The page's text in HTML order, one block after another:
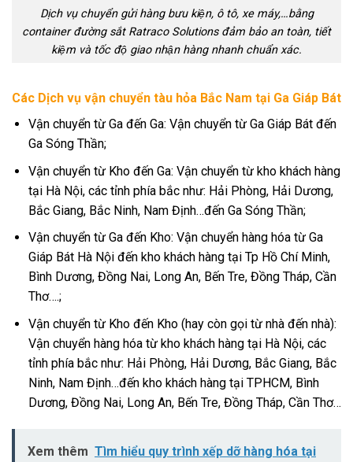
Dịch vụ chuyển gửi hàng bưu kiện, ô tô, xe máy,…bằng
container đường sắt Ratraco Solutions đảm bảo an toàn, tiết
kiệm và tốc độ giao nhận hàng nhanh chuẩn xác.
Các Dịch vụ vận chuyển tàu hỏa Bắc Nam tại Ga Giáp Bát
Vận chuyển từ Ga đến Ga: Vận chuyển từ Ga Giáp Bát đến
Ga Sóng Thần;
Vận chuyển từ Kho đến Ga: Vận chuyển từ kho khách hàng
tại Hà Nội, các tỉnh phía bắc như: Hải Phòng, Hải Dương,
Bắc Giang, Bắc Ninh, Nam Định…đến Ga Sóng Thần;
Vận chuyển từ Ga đến Kho: Vận chuyển hàng hóa từ Ga
Giáp Bát Hà Nội đến kho khách hàng tại Tp Hồ Chí Minh,
Bình Dương, Đồng Nai, Long An, Bến Tre, Đồng Tháp, Cần
Thơ….;
Vận chuyển từ Kho đến Kho (hay còn gọi từ nhà đến nhà):
Vận chuyển hàng hóa từ kho khách hàng tại Hà Nội, các
tỉnh phía bắc như: Hải Phòng, Hải Dương, Bắc Giang, Bắc
Ninh, Nam Định…đến kho khách hàng tại TPHCM, Bình
Dương, Đồng Nai, Long An, Bến Tre, Đồng Tháp, Cần Thơ…
Xem thêm Tìm hiểu quy trình xếp dỡ hàng hóa tại